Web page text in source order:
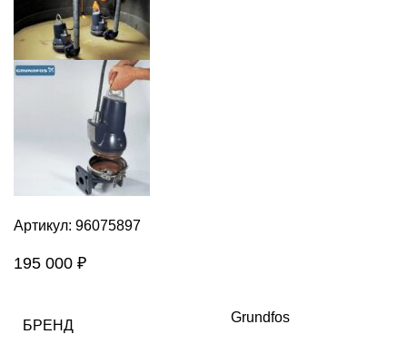
Артикул: 96075897
195 000 ₽
БРЕНД
Grundfos